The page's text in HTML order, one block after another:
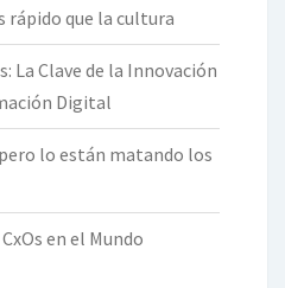
rápido que la cultura
La Clave de la Innovación
Digital
lo están matando los
en el Mundo